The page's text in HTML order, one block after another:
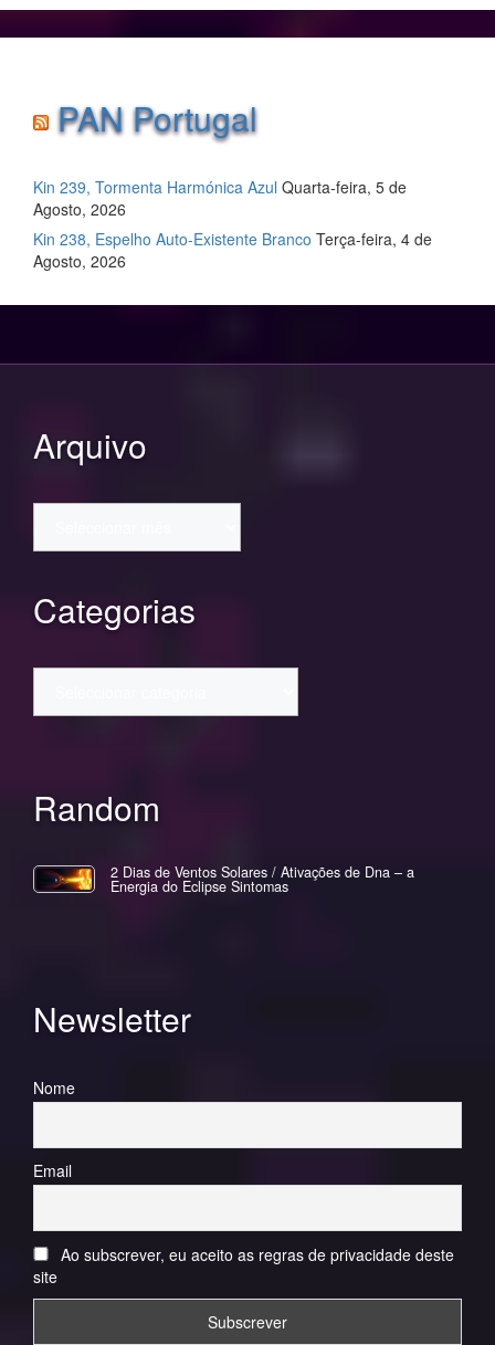
PAN Portugal
Kin 239, Tormenta Harmónica Azul Quarta-feira, 5 de
Agosto, 2026
Kin 238, Espelho Auto-Existente Branco Terça-feira, 4 de
Agosto, 2026
Arquivo
Categorias
Random
2 Dias de Ventos Solares / Ativações de Dna – a
Energia do Eclipse Sintomas
Newsletter
Nome
Email
Ao subscrever, eu aceito as regras de privacidade deste
site